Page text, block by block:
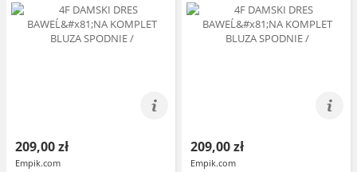
209,00 zł
Empik.com
209,00 zł
Empik.com